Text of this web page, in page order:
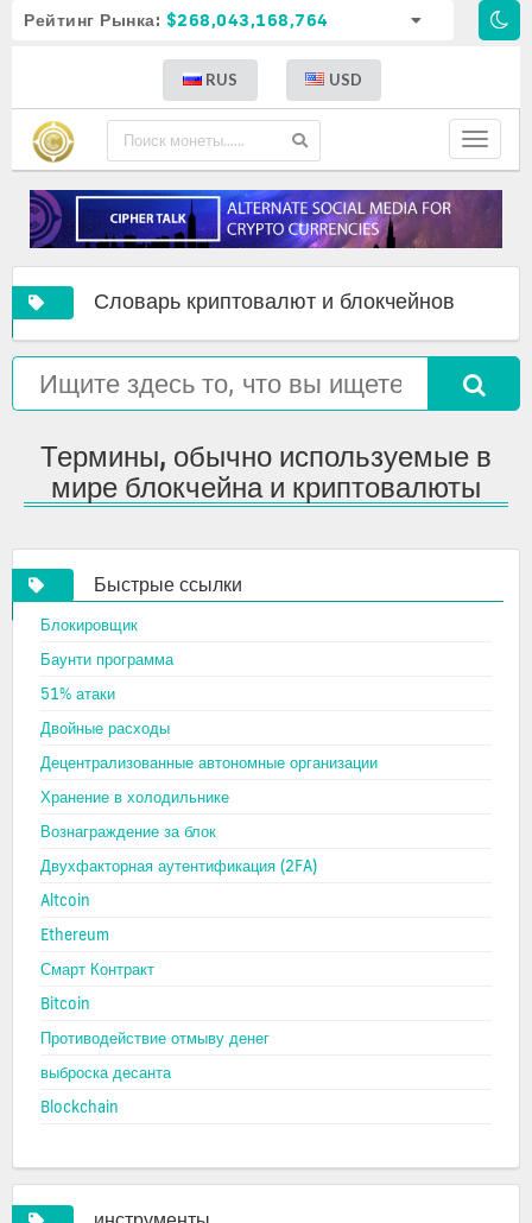
Рейтинг Рынка: $268,043,168,764
RUS USD
Toggle
Словарь криптовалют и блокчейнов
list
of
crypto
terms
in
the
world
and
Термины, обычно используемые в
мире блокчейна и криптовалюты
Быстрые ссылки
Блокировщик
Баунти программа
51% атаки
Двойные расходы
Децентрализованные автономные организации
Хранение в холодильнике
Вознаграждение за блок
Двухфакторная аутентификация (2FA)
Altcoin
Ethereum
Смарт Контракт
Bitcoin
Противодействие отмыву денег
выброска десанта
Blockchain